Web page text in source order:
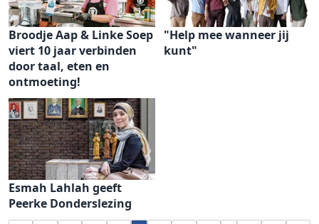
Broodje Aap & Linke Soep
viert 10 jaar verbinden
door taal, eten en
ontmoeting!
"Help mee wanneer jij
kunt"
Esmah Lahlah geeft
Peerke Donderslezing